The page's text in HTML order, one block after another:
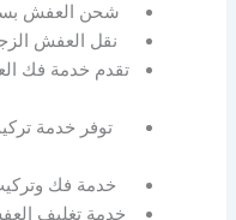
شحن العفش
نقل العفش
تقدم خدمة فك
توفر خدمة
خدمة فك
خدمة تغليف